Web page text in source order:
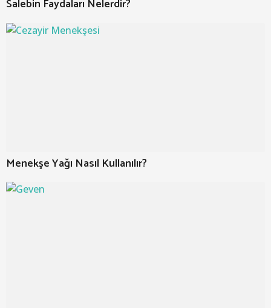
Salebin Faydaları Nelerdir?
Menekşe Yağı Nasıl Kullanılır?